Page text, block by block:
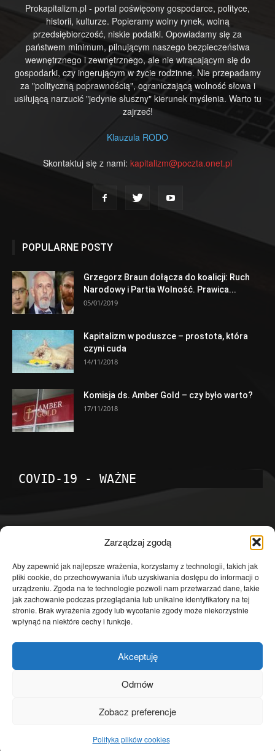
Zarządzaj zgodą
Aby zapewnić jak najlepsze wrażenia, korzystamy z technologii, takich jak
pliki cookie, do przechowywania i/lub uzyskiwania dostępu do informacji o
urządzeniu. Zgoda na te technologie pozwoli nam przetwarzać dane, takie
jak zachowanie podczas przeglądania lub unikalne identyfikatory na tej
stronie. Brak wyrażenia zgody lub wycofanie zgody może niekorzystnie
wpłynąć na niektóre cechy i funkcje.
Akceptuję
Odmów
Zobacz preferencje
Polityka plików cookies
Prokapitalizm.pl - portal poświęcony gospodarce, polityce,
historii, kulturze. Popieramy wolny rynek, wolną
przedsiębiorczość, niskie podatki. Opowiadamy się za
państwem minimum, pilnującym naszego bezpieczeństwa
wewnętrznego i zewnętrznego, ale nie wtrącającym się do
gospodarki, czy ingerującym w życie rodzinne. Nie przepadamy
za "polityczną poprawnością", ograniczającą wolność słowa i
usiłującą narzucić "jedynie słuszny" kierunek myślenia. Warto tu
zajrzeć!
Klauzula RODO
Skontaktuj się z nami: kapitalizm@poczta.onet.pl
POPULARNE POSTY
Grzegorz Braun dołącza do koalicji: Ruch
Narodowy i Partia Wolność. Prawica...
05/01/2019
Kapitalizm w poduszce – prostota, która
czyni cuda
14/11/2018
Komisja ds. Amber Gold – czy było warto?
17/11/2018
COVID-19 - WAŻNE
Temat dnia
4601
Publicystyka
4363
Polityka
3639
Polska
Społeczeństwo
2823